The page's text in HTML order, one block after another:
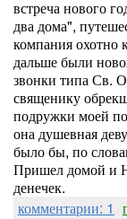
встреча нового
два дома",
компания охотно
дальше были
звонки типа Св.
священику
подружки моей
она душевная
было бы, по
Пришел домой и
денечек.
комментарии: 1